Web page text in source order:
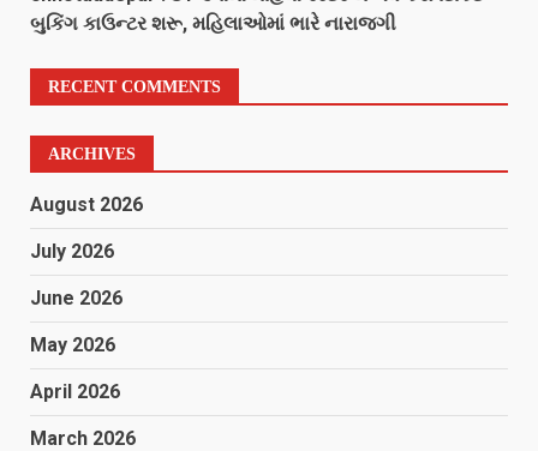
બુકિંગ કાઉન્ટર શરૂ, મહિલાઓમાં ભારે નારાજગી
RECENT COMMENTS
ARCHIVES
August 2026
July 2026
June 2026
May 2026
April 2026
March 2026